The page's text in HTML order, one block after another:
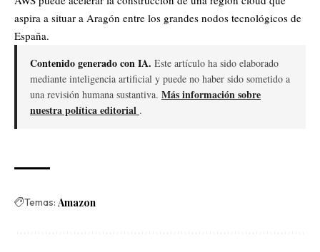
aspira a situar a Aragón entre los grandes nodos tecnológicos de
España.
Contenido generado con IA. Este artículo ha sido elaborado
mediante inteligencia artificial y puede no haber sido sometido a
una revisión humana sustantiva. Más información sobre
nuestra política editorial .
Temas: Amazon